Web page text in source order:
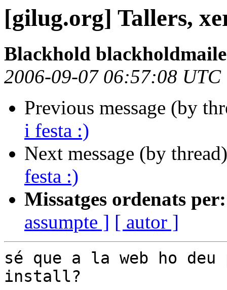
[gilug.org] Tallers,
Blackhold
2006-09-07 06:57:08 UTC
Previous message (by
i festa :)
Next message (by
festa :)
Missatges ordenats per:
assumpte ] [ autor ]
sé que a la web ho
install?